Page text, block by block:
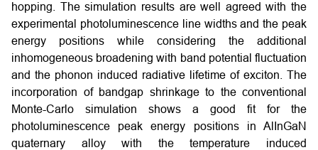
hopping. The simulation results are well agreed with the
experimental photoluminescence line widths and the peak
energy positions while considering the additional
inhomogeneous broadening with band potential fluctuation
and the phonon induced radiative lifetime of exciton. The
incorporation of bandgap shrinkage to the conventional
Monte-Carlo simulation shows a good fit for the
photoluminescence peak energy positions in AlInGaN
quaternary alloy with the temperature induced